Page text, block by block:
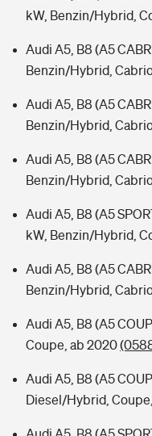
kW, Benzin/Hybrid,
Audi A5, B8 (A5
Benzin/Hybrid,
Audi A5, B8 (A5
Benzin/Hybrid,
Audi A5, B8 (A5
Benzin/Hybrid,
Audi A5, B8 (A5
kW, Benzin/Hybrid,
Audi A5, B8 (A5
Benzin/Hybrid,
Audi A5, B8 (A5
Coupe, ab 2020
Audi A5, B8 (A5
Diesel/Hybrid,